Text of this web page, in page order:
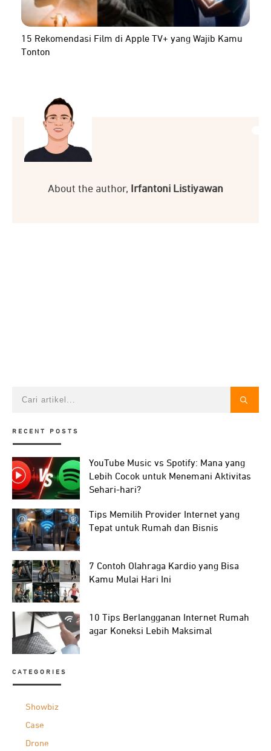
15 Rekomendasi Film di Apple TV+ yang Wajib Kamu
Tonton
About the author, Irfantoni Listiyawan
RECENT POSTS
YouTube Music vs Spotify: Mana yang
Lebih Cocok untuk Menemani Aktivitas
Sehari-hari?
Tips Memilih Provider Internet yang
Tepat untuk Rumah dan Bisnis
7 Contoh Olahraga Kardio yang Bisa
Kamu Mulai Hari Ini
10 Tips Berlangganan Internet Rumah
agar Koneksi Lebih Maksimal
CATEGORIES
Showbiz
Case
Drone